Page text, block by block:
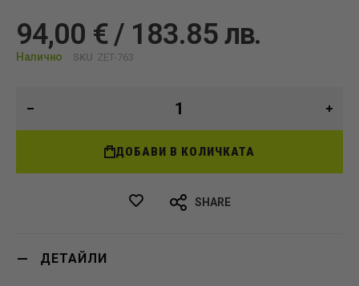
94,00 € / 183.85 лв.
Налично SKU ZET-763
ДОБАВИ В КОЛИЧКАТА
SHARE
ДЕТАЙЛИ